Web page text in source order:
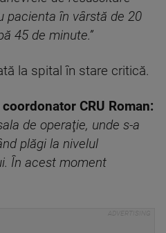
pacienta în vârstă de 20
45 de minute.”
la spital în stare critică.
CRU Roman:
de operaţie, unde s-a
plăgi la nivelul
În acest moment